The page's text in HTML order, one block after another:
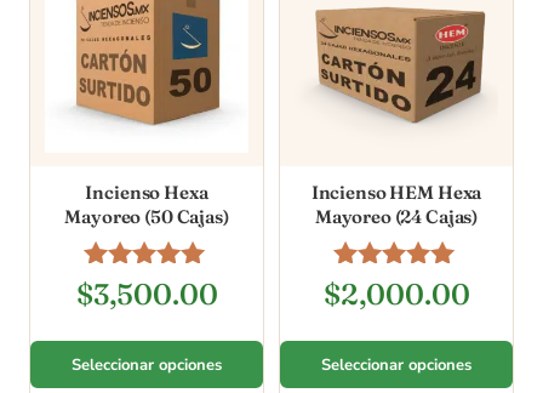
Incienso Hexa
Mayoreo (50 Cajas)
Valorado en
5.00
$3,500.00
Seleccionar opciones
Incienso HEM Hexa
Mayoreo (24 Cajas)
Valorado en
4.96
$2,000.00
Seleccionar opciones